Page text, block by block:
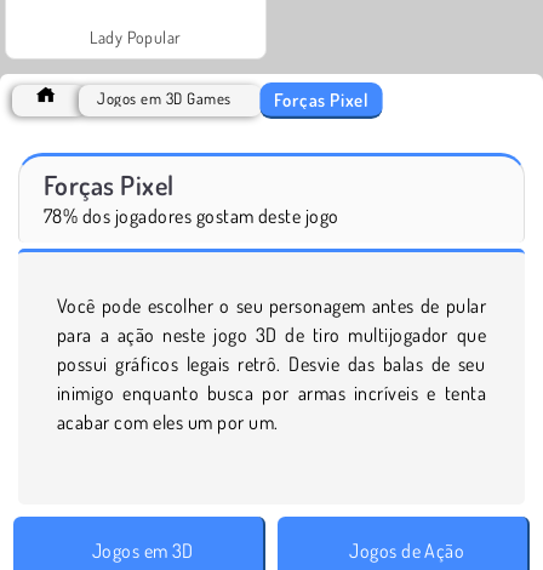
Lady Popular
Jogos em 3D Games Forças Pixel
Forças Pixel
78% dos jogadores gostam deste jogo
Você pode escolher o seu personagem antes de pular
para a ação neste jogo 3D de tiro multijogador que
possui gráficos legais retrô. Desvie das balas de seu
inimigo enquanto busca por armas incríveis e tenta
acabar com eles um por um.
Jogos em 3D Jogos de Ação